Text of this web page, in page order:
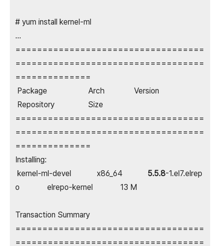
# yum install kernel-ml
...
===================================
===================================
==============
Package Arch Version
Repository Size
===================================
===================================
==============
Installing:
kernel-ml-devel x86_64 5.5.8-1.el7.elrep
o elrepo-kernel 13 M
Transaction Summary
===================================
===================================